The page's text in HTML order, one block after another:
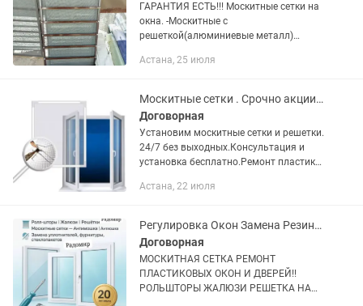
ГАРАНТИЯ ЕСТЬ!!! Москитные сетки на
окна. -Москитные с
решеткой(алюминиевые металл)
фиксаторы на окна. -Раздвижные
Ремонт окон....
Астана, 25 июля
Москитные сетки . Срочно акции. Плиссе.Тонировка. Ролл шторы
Договорная
Установим москитные сетки и решетки.
24/7 без выходных.Консультация и
установка бесплатно.Ремонт пластик
-стеклопакет -подоконник -фурнитура --
Астана, 22 июля
Регулировка Окон Замена Резина Москитная Сетка Ролл Шторы Решетка на Окна
Договорная
МОСКИТНАЯ СЕТКА РЕМОНТ
ПЛАСТИКОВЫХ ОКОН И ДВЕРЕЙ!!️
РОЛЬШТОРЫ ЖАЛЮЗИ РЕШЕТКА НА